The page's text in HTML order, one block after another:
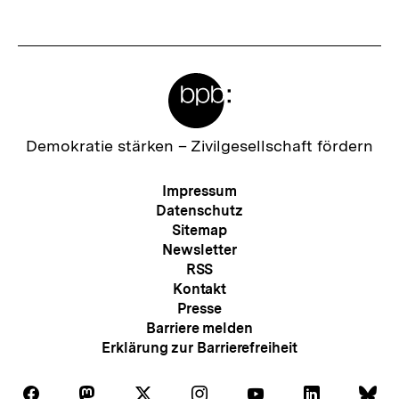
h
Zur
Demokratie stärken – Zivilgesellschaft fördern
Meta-
Navigation
Impressum
Datenschutz
Sitemap
Newsletter
RSS
Kontakt
Presse
Barriere melden
Erklärung zur Barrierefreiheit
Auf Auf